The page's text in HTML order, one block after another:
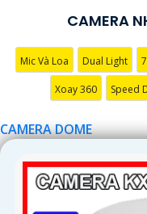
CAMERA
Mic Và Loa Dual Light
Xoay 360 Speed
CAMERA DOME